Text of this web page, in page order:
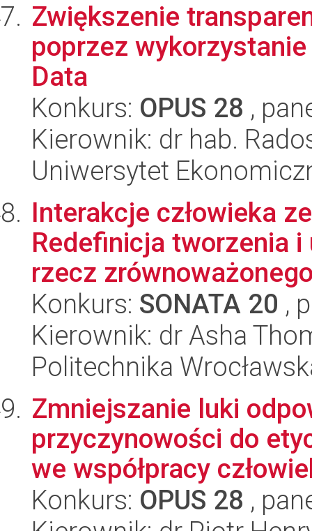
Zwiększenie
poprzez
Data
Konkurs: OPUS 28 ,
Kierownik: dr hab.
Uniwersytet
Interakcje człowieka
Redefinicja tworzenia
rzecz
Konkurs: SONATA 20 ,
Kierownik: dr Asha
Politechnika
Zmniejszanie luki
przyczynowości do
we współpracy
Konkurs: OPUS 28 ,